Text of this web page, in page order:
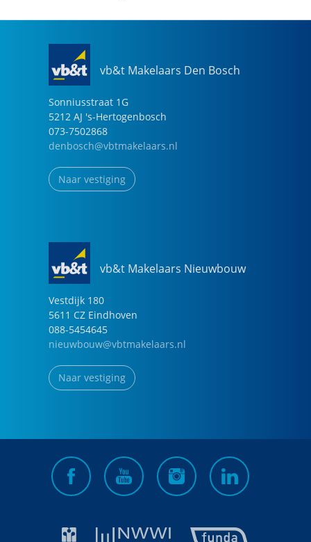
vb&t Makelaars Den Bosch
Sonniusstraat 1G
5212 AJ 's-Hertogenbosch
073-7502868
denbosch@vbtmakelaars.nl
Naar vestiging
vb&t Makelaars Nieuwbouw
Vestdijk 180
5611 CZ Eindhoven
088-5454645
nieuwbouw@vbtmakelaars.nl
Naar vestiging